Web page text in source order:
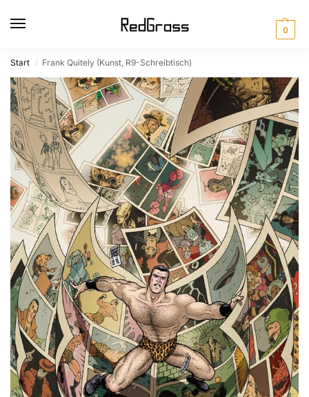
0
Start / Frank Quitely (Kunst, R9-Schreibtisch)